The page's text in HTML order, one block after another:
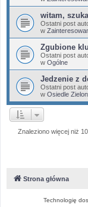
witam,
Ostatni post
w
Zgubione
Ostatni post
w Ogólne
Jedzenie z
Ostatni post
w Osiedle
Znaleziono więcej niż
Strona główna
Technologię